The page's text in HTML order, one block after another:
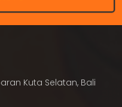
Kuta Selatan, Bali